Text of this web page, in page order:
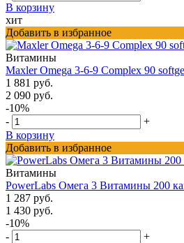
В корзину
хит
Добавить в избранное
Витамины
Maxler Omega 3-6-9 Complex 90
1 881 руб.
2 090 руб.
-10%
-
+
В корзину
Добавить в избранное
Витамины
PowerLabs Омега 3 Витамины 200
1 287 руб.
1 430 руб.
-10%
-
+